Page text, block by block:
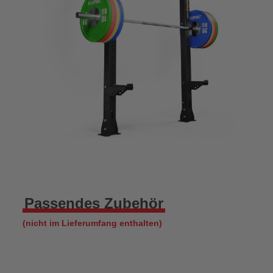
Passendes Zubehör
(nicht im Lieferumfang enthalten)